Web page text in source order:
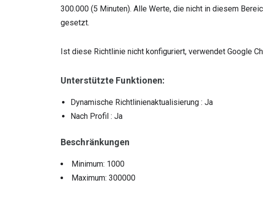
300.000 (5 Minuten). Alle Werte, die nicht in diesem
gesetzt.
Ist diese Richtlinie nicht konfiguriert, verwendet Google
Unterstützte Funktionen:
Dynamische Richtlinienaktualisierung : Ja
Nach Profil : Ja
Beschränkungen
Minimum: 1000
Maximum: 300000